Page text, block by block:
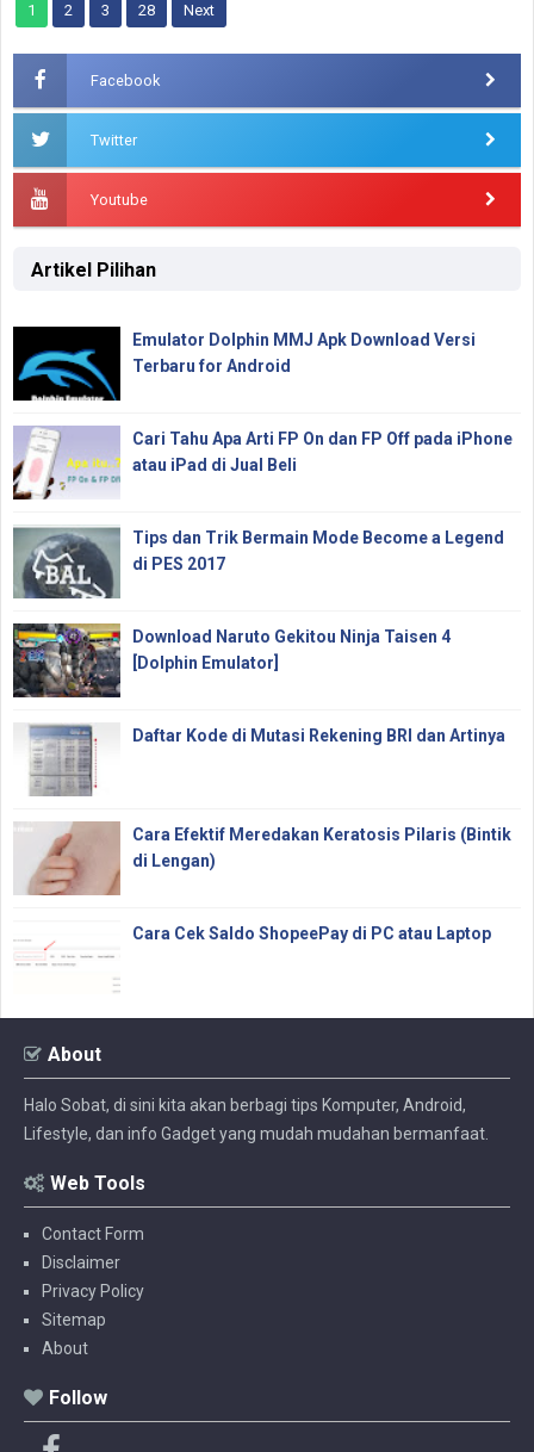
1 2 3 28 Next
Facebook
Twitter
Youtube
Artikel Pilihan
Emulator Dolphin MMJ Apk Download Versi
Terbaru for Android
Cari Tahu Apa Arti FP On dan FP Off pada iPhone
atau iPad di Jual Beli
Tips dan Trik Bermain Mode Become a Legend
di PES 2017
Download Naruto Gekitou Ninja Taisen 4
[Dolphin Emulator]
Daftar Kode di Mutasi Rekening BRI dan Artinya
Cara Efektif Meredakan Keratosis Pilaris (Bintik
di Lengan)
Cara Cek Saldo ShopeePay di PC atau Laptop
About
Halo Sobat, di sini kita akan berbagi tips Komputer, Android,
Lifestyle, dan info Gadget yang mudah mudahan bermanfaat.
Web Tools
Contact Form
Disclaimer
Privacy Policy
Sitemap
About
Follow